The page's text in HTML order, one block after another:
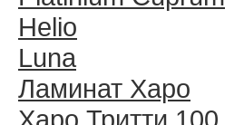
Helio
Luna
Ламинат Харо